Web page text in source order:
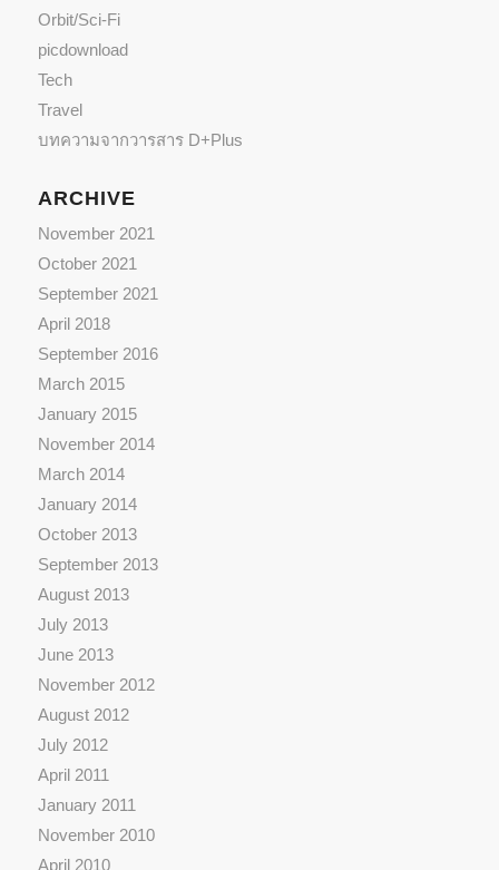
Orbit/Sci-Fi
picdownload
Tech
Travel
บทความจากวารสาร D+Plus
ARCHIVE
November 2021
October 2021
September 2021
April 2018
September 2016
March 2015
January 2015
November 2014
March 2014
January 2014
October 2013
September 2013
August 2013
July 2013
June 2013
November 2012
August 2012
July 2012
April 2011
January 2011
November 2010
April 2010